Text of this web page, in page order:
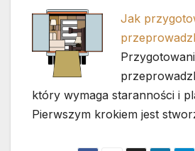
Jak
który wymaga staranności i
Pierwszym krokiem jest